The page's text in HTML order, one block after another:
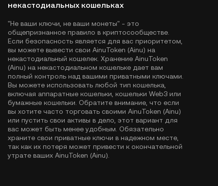
некастодиальных кошельках
"Не ваши ключи, не ваши монеты" - это
общепризнанное правило в криптосообществе.
Если безопасность является для вас приоритетом,
вы можете вывести свои AinuToken (Ainu) на
некастодиальный кошелек. Хранение AinuToken
(Ainu) на некастодиальном кошельке дает вам
полный контроль над вашими приватными ключами.
Вы можете использовать любой тип кошелька,
включая аппаратные кошельки, кошельки Web3 или
бумажные кошельки. Обратите внимание, что если
вы хотите часто торговать своими AinuToken (Ainu)
или пустить свои активы в дело, этот вариант для
вас может быть менее удобным. Обязательно
храните свои приватные ключи в надежном месте,
так как их потеря может привести к окончательной
утрате ваших AinuToken (Ainu).